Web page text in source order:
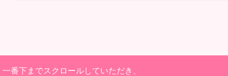
一番下までスクロールしていただき、